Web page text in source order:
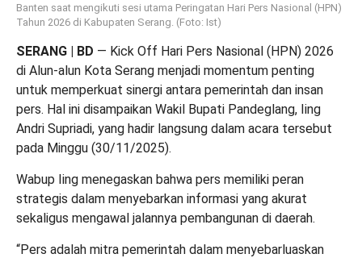
Banten saat mengikuti sesi utama Peringatan Hari Pers Nasional (HPN)
Tahun 2026 di Kabupaten Serang. (Foto: Ist)
SERANG | BD — Kick Off Hari Pers Nasional (HPN) 2026
di Alun-alun Kota Serang menjadi momentum penting
untuk memperkuat sinergi antara pemerintah dan insan
pers. Hal ini disampaikan Wakil Bupati Pandeglang, Iing
Andri Supriadi, yang hadir langsung dalam acara tersebut
pada Minggu (30/11/2025).
Wabup Iing menegaskan bahwa pers memiliki peran
strategis dalam menyebarkan informasi yang akurat
sekaligus mengawal jalannya pembangunan di daerah.
“Pers adalah mitra pemerintah dalam menyebarluaskan